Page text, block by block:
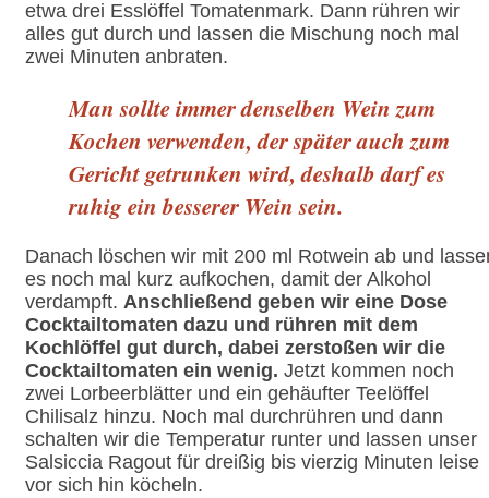
etwa drei Esslöffel Tomatenmark. Dann rühren wir
alles gut durch und lassen die Mischung noch mal
zwei Minuten anbraten.
Man sollte immer denselben Wein zum
Kochen verwenden, der später auch zum
Gericht getrunken wird, deshalb darf es
ruhig ein besserer Wein sein.
Danach löschen wir mit 200 ml Rotwein ab und
es noch mal kurz aufkochen, damit der Alkohol
verdampft. Anschließend geben wir eine Dose
Cocktailtomaten dazu und rühren mit dem
Kochlöffel gut durch, dabei zerstoßen wir die
Cocktailtomaten ein wenig. Jetzt kommen noch
zwei Lorbeerblätter und ein gehäufter Teelöffel
Chilisalz hinzu. Noch mal durchrühren und dann
schalten wir die Temperatur runter und lassen unser
Salsiccia Ragout für dreißig bis vierzig Minuten leise
vor sich hin köcheln.